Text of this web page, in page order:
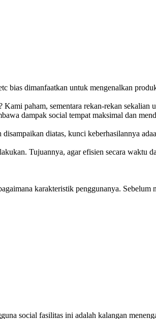
bias dimanfaatkan untuk mengenalkan
paham, sementara rekan-rekan sekalian
dampak social tempat maksimal dan
diatas, kunci keberhasilannya
Tujuannya, agar efisien secara waktu
karakteristik penggunanya. Sebelum
social fasilitas ini adalah kalangan